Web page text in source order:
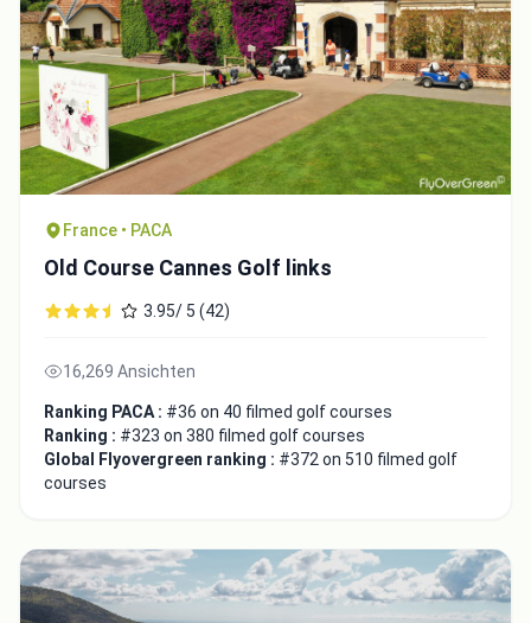
France • PACA
Old Course Cannes Golf links
3.95/ 5 (42)
16,269 Ansichten
Ranking PACA : #36 on 40 filmed golf courses
Ranking : #323 on 380 filmed golf courses
Global Flyovergreen ranking : #372 on 510 filmed golf
courses